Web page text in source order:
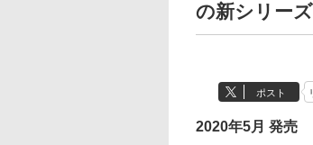
の新シリーズ
ポスト
2020年5月 発売